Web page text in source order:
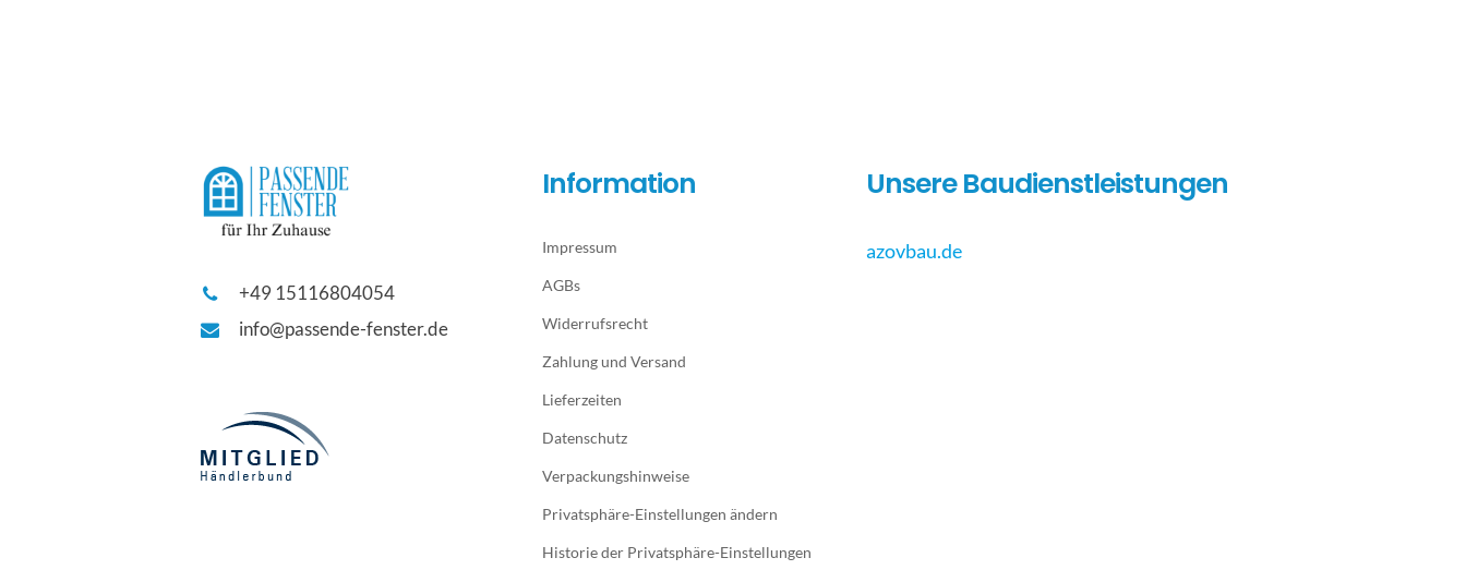
+49 15116804054
info@passende-fenster.de
Information
Impressum
AGBs
Widerrufsrecht
Zahlung und Versand
Lieferzeiten
Datenschutz
Verpackungshinweise
Privatsphäre-Einstellungen ändern
Historie der Privatsphäre-Einstellungen
Unsere Baudienstleistungen
azovbau.de